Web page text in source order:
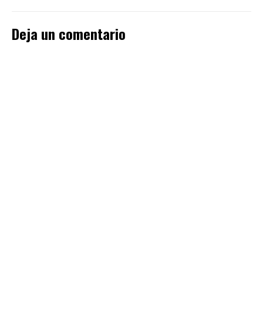
Deja un comentario